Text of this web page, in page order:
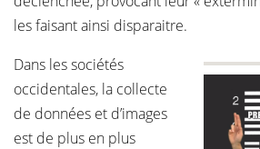
les faisant ainsi disparaitre.
Dans les sociétés
occidentales, la collecte
de données et d’images
est de plus en plus